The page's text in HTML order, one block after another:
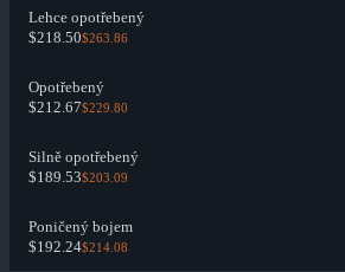
Lehce opotřebený
$218.50$263.86
Opotřebený
$212.67$229.80
Silně opotřebený
$189.53$203.09
Poničený bojem
$192.24$214.08